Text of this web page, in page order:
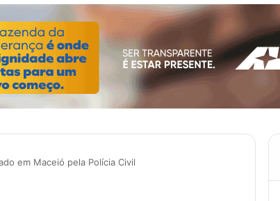
em Maceió pela Polícia Civil